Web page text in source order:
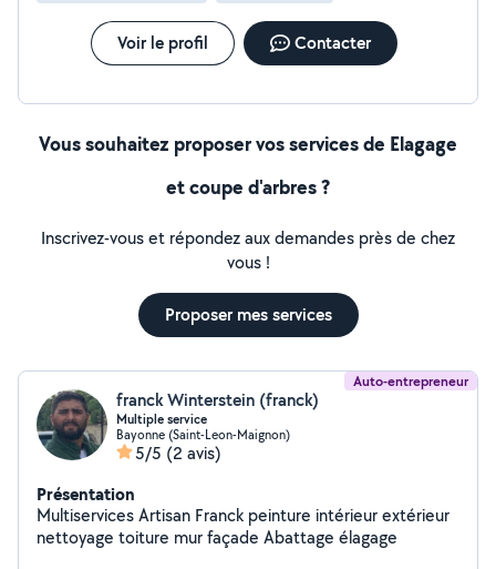
Voir le profil Contacter
Vous souhaitez proposer vos services de Elagage
et coupe d'arbres ?
Inscrivez-vous et répondez aux demandes près de chez
vous !
Proposer mes services
Auto-entrepreneur
franck Winterstein (franck)
Multiple service
Bayonne (Saint-Leon-Maignon)
5/5 (2 avis)
Présentation
Multiservices Artisan Franck peinture intérieur extérieur
nettoyage toiture mur façade Abattage élagage